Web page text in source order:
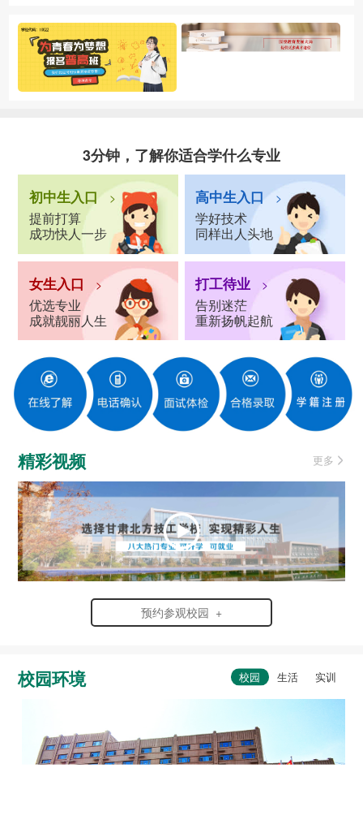
3分钟，了解你适合学什么专业
初中生入口 >
提前打算
成功快人一步
高中生入口 >
学好技术
同样出人头地
女生入口 >
优选专业
成就靓丽人生
打工待业 >
告别迷茫
重新扬帆起航
精彩视频 更多
预约参观校园 +
校园环境